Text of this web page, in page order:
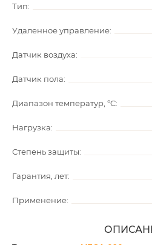
Тип:
Удаленное управление:
Датчик воздуха:
Датчик пола:
Диапазон температур, °C:
Нагрузка:
Степень защиты:
Гарантия, лет:
Применение: